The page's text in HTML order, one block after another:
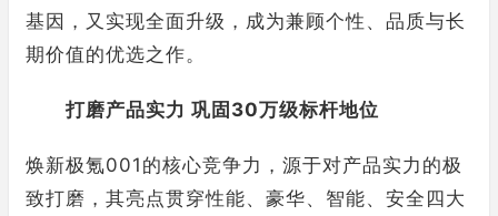
基因，又实现全面升级，成为兼顾个性、品质与长
期价值的优选之作。
打磨产品实力 巩固30万级标杆地位
焕新极氪001的核心竞争力，源于对产品实力的极
致打磨，其亮点贯穿性能、豪华、智能、安全四大